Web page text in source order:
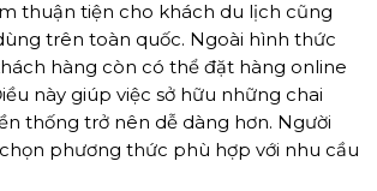
thuận tiện cho khách du lịch cũng
trên toàn quốc. Ngoài hình thức
hàng còn có thể đặt hàng online
này giúp việc sở hữu những chai
thống trở nên dễ dàng hơn. Người
phương thức phù hợp với nhu cầu